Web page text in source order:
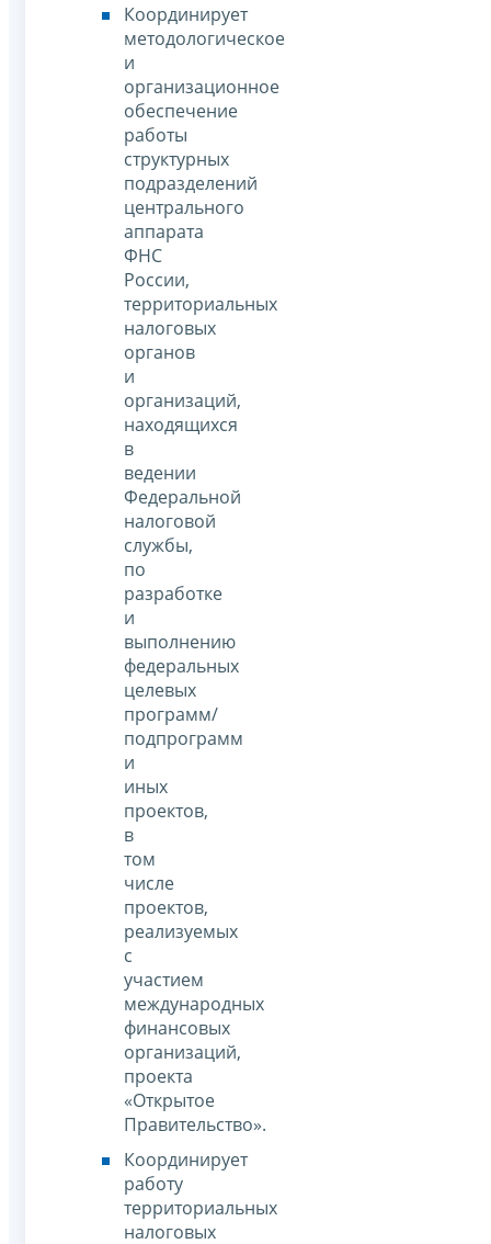
Координирует
методологическое
и
организационное
обеспечение
работы
структурных
подразделений
центрального
аппарата
ФНС
России,
территориальных
налоговых
органов
и
организаций,
находящихся
в
ведении
Федеральной
налоговой
службы,
по
разработке
и
выполнению
федеральных
целевых
программ/
подпрограмм
и
иных
проектов,
в
том
числе
проектов,
реализуемых
с
участием
международных
финансовых
организаций,
проекта
«Открытое
Правительство».
Координирует
работу
территориальных
налоговых